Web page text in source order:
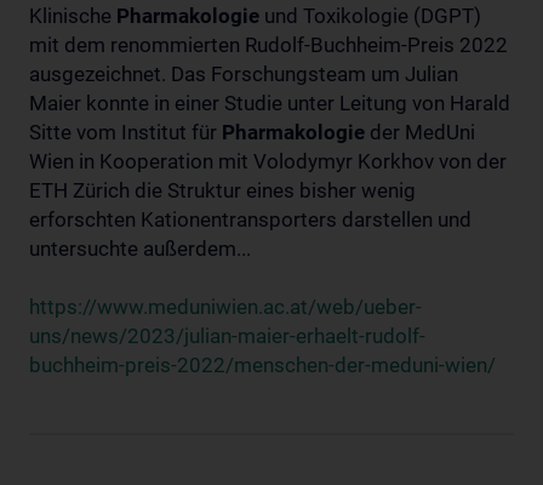
Klinische Pharmakologie und Toxikologie (DGPT)
mit dem renommierten Rudolf-Buchheim-Preis 2022
ausgezeichnet. Das Forschungsteam um Julian
Maier konnte in einer Studie unter Leitung von Harald
Sitte vom Institut für Pharmakologie der MedUni
Wien in Kooperation mit Volodymyr Korkhov von der
ETH Zürich die Struktur eines bisher wenig
erforschten Kationentransporters darstellen und
untersuchte außerdem...
https://www.meduniwien.ac.at/web/ueber-
uns/news/2023/julian-maier-erhaelt-rudolf-
buchheim-preis-2022/menschen-der-meduni-wien/